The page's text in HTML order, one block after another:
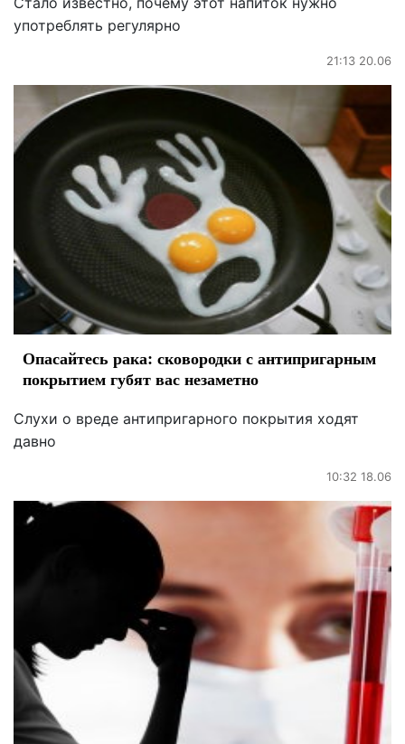
употреблять регулярно
21:13 20.06
Опасайтесь рака: сковородки с антипригарным
покрытием губят вас незаметно
Слухи о вреде антипригарного покрытия ходят
давно
10:32 18.06